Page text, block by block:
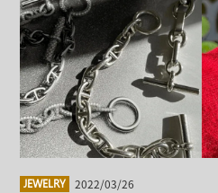
JEWELRY 2022/03/26